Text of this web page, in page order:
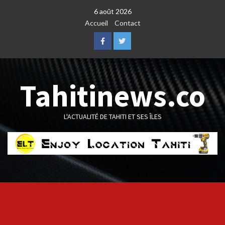
6 août 2026
Accueil
Contact
FacebookTwitter
Tahitinews.co
L'ACTUALITÉ DE TAHITI ET SES ÎLES